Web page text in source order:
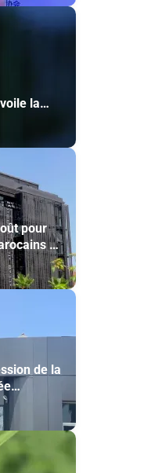
la
pour
du
de la
de la
(CCM)